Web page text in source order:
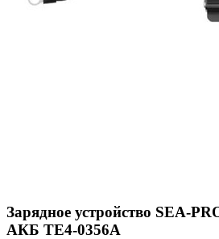
Зарядное устройство SEA-
АКБ ТЕ4-0356A